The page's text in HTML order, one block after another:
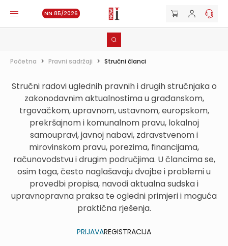
NN 85/2026
Početna > Pravni sadržaji > Stručni članci
Stručni radovi uglednih pravnih i drugih stručnjaka o
zakonodavnim aktualnostima u građanskom,
trgovačkom, upravnom, ustavnom, europskom,
prekršajnom i komunalnom pravu, lokalnoj
samoupravi, javnoj nabavi, zdravstvenom i
mirovinskom pravu, porezima, financijama,
računovodstvu i drugim područjima. U člancima se,
osim toga, često naglašavaju dvojbe i problemi u
provedbi propisa, navodi aktualna sudska i
upravnopravna praksa te ogledni primjeri i moguća
praktična rješenja.
PRIJAVAREGISTRACIJA